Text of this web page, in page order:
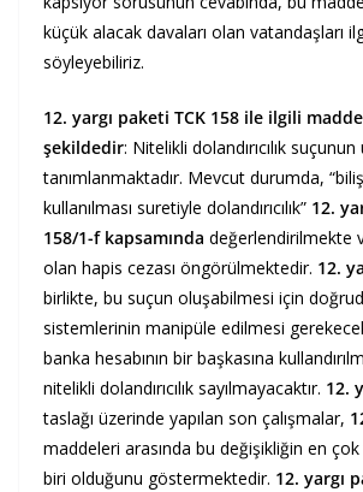
küçük alacak davaları olan vatandaşları
söyleyebiliriz.
12. yargı paketi TCK 158 ile ilgili
şekildedir: Nitelikli dolandırıcılık
tanımlanmaktadır. Mevcut durumda,
kullanılması suretiyle dolandırıcılık” 12.
158/1-f kapsamında değerlendirilmekte
olan hapis cezası öngörülmektedir. 12.
birlikte, bu suçun oluşabilmesi için
sistemlerinin manipüle edilmesi
banka hesabının bir başkasına
nitelikli dolandırıcılık sayılmayacaktır. 12.
taslağı üzerinde yapılan son çalışmalar,
maddeleri arasında bu değişikliğin en çok
biri olduğunu göstermektedir. 12. yargı